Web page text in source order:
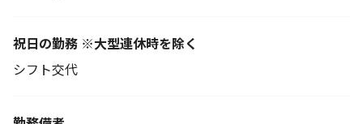
祝日の勤務 ※大型連休時を除く
シフト交代